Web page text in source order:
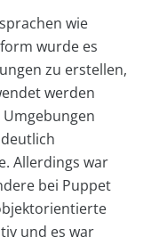
wie
wurde es
zu erstellen,
werden
Allerdings war
bei Puppet
und es war